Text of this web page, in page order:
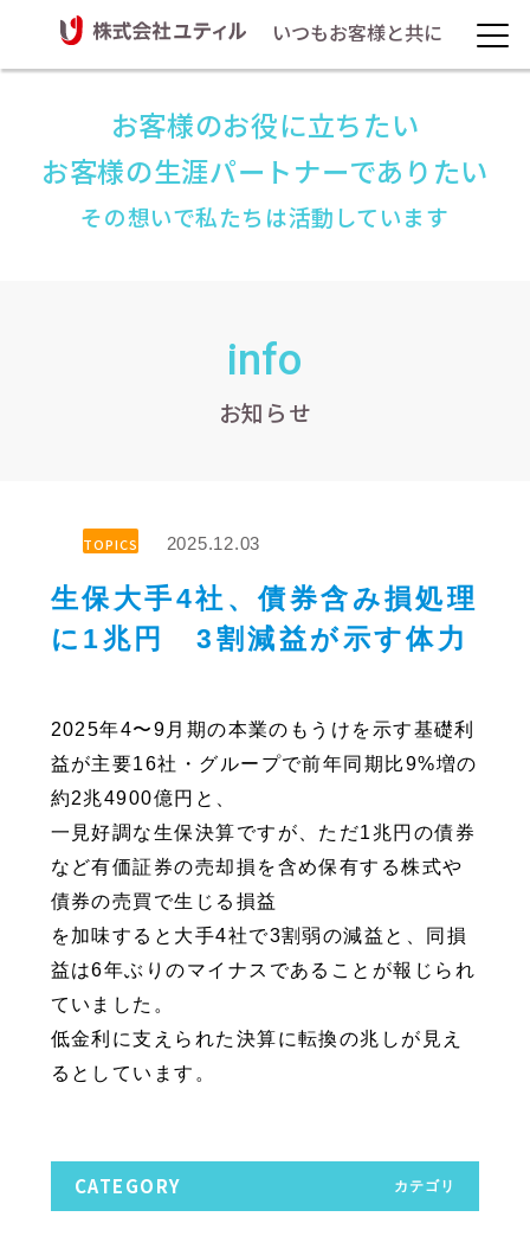
いつもお客様と共に
お客様のお役に立ちたい
お客様の生涯パートナーでありたい
その想いで私たちは活動しています
info
お知らせ
TOPICS 2025.12.03
生保大手4社、債券含み損処理
に1兆円 3割減益が示す体力
2025年4〜9月期の本業のもうけを示す基礎利
益が主要16社・グループで前年同期比9%増の
約2兆4900億円と、
一見好調な生保決算ですが、ただ1兆円の債券
など有価証券の売却損を含め保有する株式や
債券の売買で生じる損益
を加味すると大手4社で3割弱の減益と、同損
益は6年ぶりのマイナスであることが報じられ
ていました。
低金利に支えられた決算に転換の兆しが見え
るとしています。
CATEGORY カテゴリ